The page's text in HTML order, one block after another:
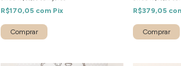
R$170,05 com Pix
Comprar
R$379,05
Comprar